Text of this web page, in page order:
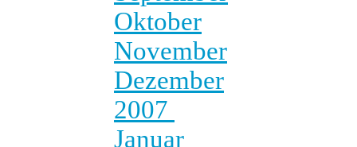
Oktober
November
Dezember
2007
Januar